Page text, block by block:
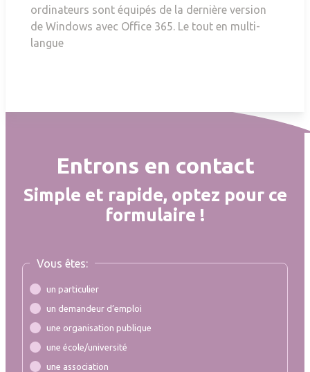
ordinateurs sont équipés de la dernière version
de Windows avec Office 365. Le tout en multi-
langue
Entrons en contact
Simple et rapide, optez pour ce
formulaire !
Vous êtes:
un particulier
un demandeur d’emploi
une organisation publique
une école/université
une association